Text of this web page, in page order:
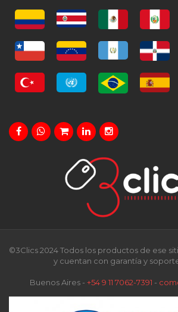
©3Clics 2024 Todos los productos de ese
y cuentan con garantía y
Buenos Aires - +54 9 11 7062-7391 -